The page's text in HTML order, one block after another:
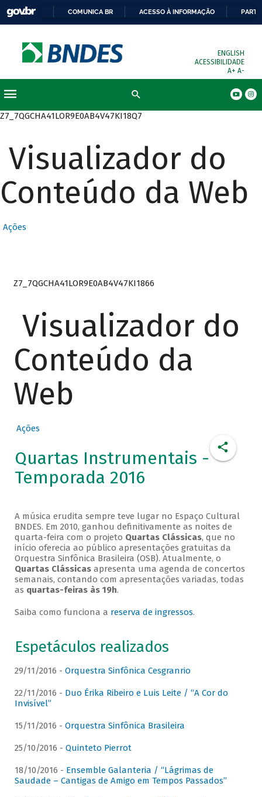
COMUNICA BR ACESSO À INFORMAÇÃO
ENGLISH
ACESSIBILIDADE
A+ A-
Z7_7QGCHA41LOR9E0AB4V47KI18Q7
Visualizador do
Conteúdo da Web
Ações
Z7_7QGCHA41LOR9E0AB4V47KI1866
Visualizador do
Conteúdo da
Web
Ações
Quartas Instrumentais -
Temporada 2016
A música erudita sempre teve lugar no Espaço Cultural
BNDES. Em 2010, ganhou definitivamente as noites de
quarta-feira com o projeto Quartas Clássicas, que no
início oferecia ao público apresentações gratuitas da
Orquestra Sinfônica Brasileira (OSB). Atualmente, o
Quartas Clássicasapresenta uma agenda de concertos
semanais, contando com apresentações variadas, todas
as quartas-feiras às 19h.
Saiba como funciona a reserva de ingressos.
Espetáculos realizados
29/11/2016 - Orquestra Sinfônica Cesgranrio
22/11/2016 - Duo Érika Ribeiro e Luis Leite / “A Cor do
Invisível”
15/11/2016 - Orquestra Sinfônica Brasileira
25/10/2016 - Quinteto Pierrot
18/10/2016 - Ensemble Galanteria / “Lágrimas de
Saudade – Cantigas de Amigo em Tempos Passados”